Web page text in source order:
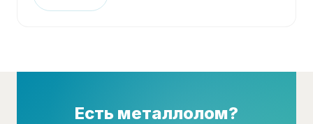
Есть металлолом?